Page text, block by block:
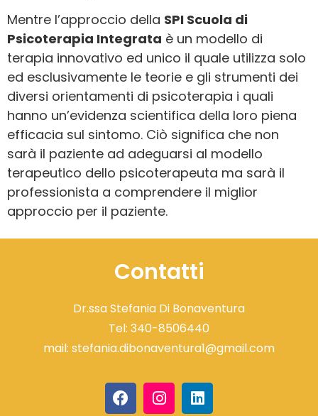
Mentre l’approccio della SPI Scuola di
Psicoterapia Integrata è un modello di
terapia innovativo ed unico il quale utilizza solo
ed esclusivamente le teorie e gli strumenti dei
diversi orientamenti di psicoterapia i quali
hanno un’evidenza scientifica della loro piena
efficacia sul sintomo. Ciò significa che non
sarà il paziente ad adeguarsi al modello
terapeutico dello psicoterapeuta ma sarà il
professionista a comprendere il miglior
approccio per il paziente.
Contatti
Dr.ssa Stefania Di Bonaventura
Tel: 340-8506440
mail: stefania.dibonaventura1@gmail.com